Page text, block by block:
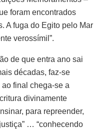
foram encontrados
A fuga do Egito pelo Mar
verossímil”.
de que entra ano sai
décadas, faz-se
final chega-se a
divinamente
para repreender,
… “conhecendo